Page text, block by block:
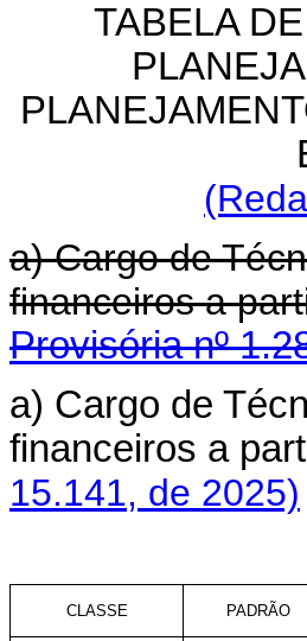
TABELA
a) Cargo de
financeiros a
Provisória nº
a) Cargo de
financeiros a
15.141, de 2025)
CLASSE
PADRÃO